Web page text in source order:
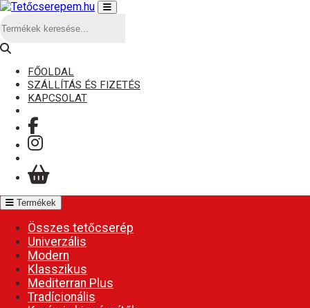
FŐOLDAL
SZÁLLÍTÁS ÉS FIZETÉS
KAPCSOLAT
Termékek
Összes tetőcserép
Univerzális
Modern
Klasszikus
Mediterran Plus
Tradícionális